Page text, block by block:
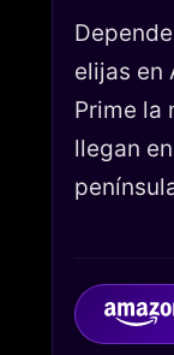
elijas en
Prime la
llegan